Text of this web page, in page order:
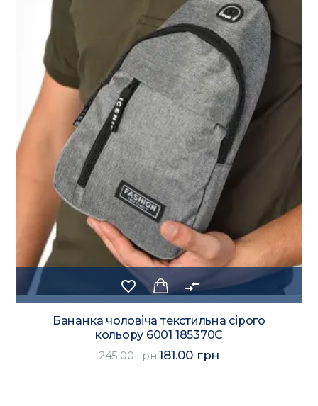
favorite_border compare_arrows
Бананка чоловіча текстильна сірого
кольору 6001 185370C
245.00 грн181.00 грн